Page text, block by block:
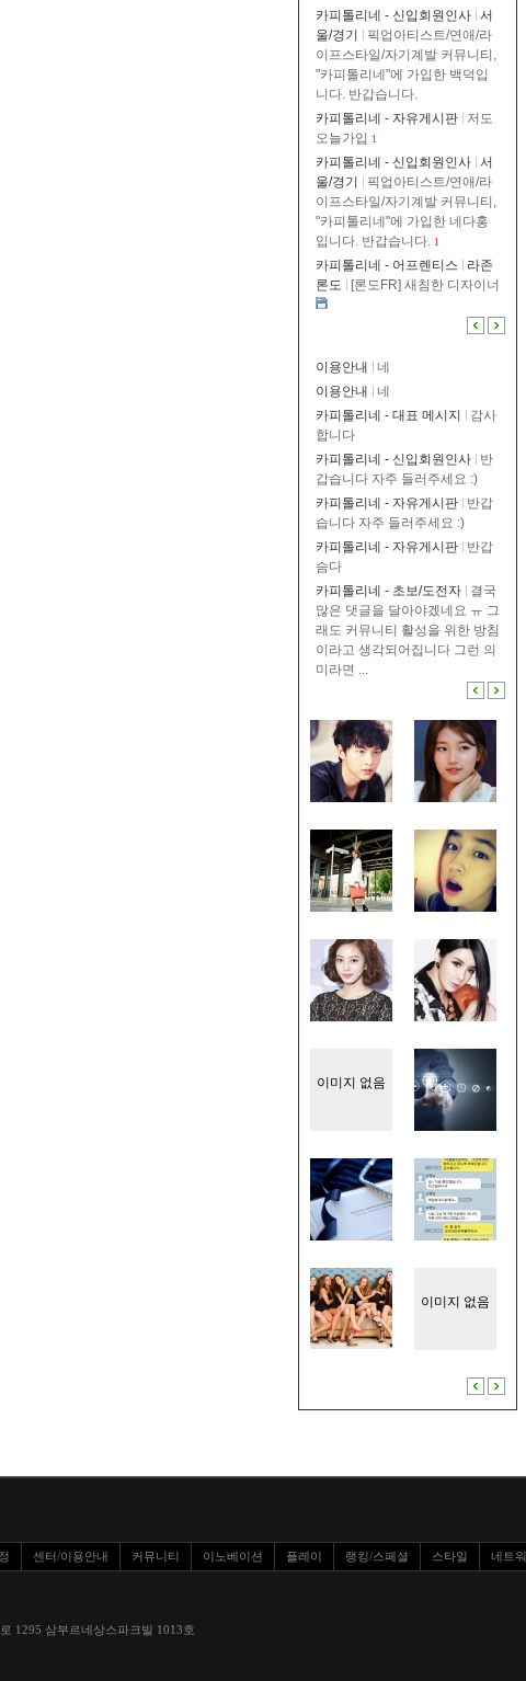
카피톨리네 - 신입회원인사 서
울/경기
픽업아티스트/연애/라
이프스타일/자기계발 커뮤니티,
"카피톨리네"에 가입한 백덕입
니다. 반갑습니다.
카피톨리네 - 자유게시판
저도
오늘가입 1
카피톨리네 - 신입회원인사 서
울/경기
픽업아티스트/연애/라
이프스타일/자기계발 커뮤니티,
"카피톨리네"에 가입한 네다홍
입니다. 반갑습니다. 1
카피톨리네 - 어프렌티스
라존
론도
[론도FR] 새침한 디자이너
이용안내
네
이용안내
네
카피톨리네 - 대표 메시지
감사
합니다
카피톨리네 - 신입회원인사
반
갑습니다 자주 들러주세요 :)
카피톨리네 - 자유게시판
반갑
습니다 자주 들러주세요 :)
카피톨리네 - 자유게시판
반갑
슴다
카피톨리네 - 초보/도전자
결국
많은 댓글을 달아야겠네요 ㅠ 그
래도 커뮤니티 활성을 위한 방침
이라고 생각되어집니다 그런 의
미라면 ...
이미지 없음
이미지 없음
센터/이용안내 커뮤니티 이노베이션 플레이 랭킹/스페셜 스타일 네트
1295 삼부르네상스파크빌 1013호